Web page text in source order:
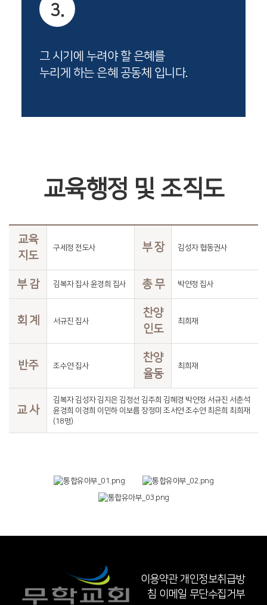
3.
그 시기에 누려야 할 은혜를
누리게 하는 은혜 공동체 입니다.
교육행정 및 조직도
교육
지도
구세정 전도사 부 장 김성자 협동권사
부 감 김복자 집사 윤경희 집사 총 무 박연정 집사
회 계 서규진 집사
찬양
인도
최희재
반주 조수연 집사
찬양
율동
최희재
교 사
김복자 김성자 김지은 김정선 김주희 김혜경 박연정 서규진 서춘석
윤경희 이경희 이민하 이보름 장정미 조서연 조수연 최은희 최희재
(18명)
이용약관 개인정보취급방
침 이메일 무단수집거부